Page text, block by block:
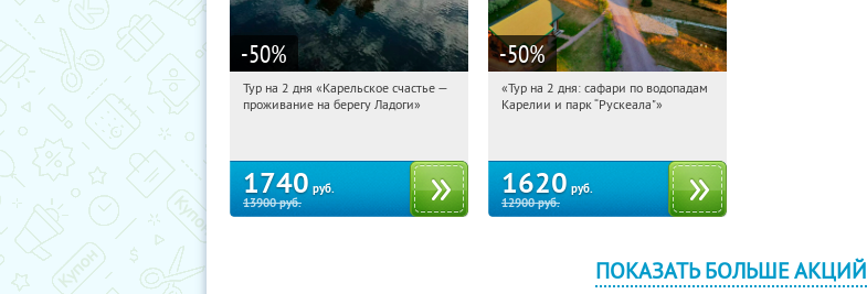
-50%
15:22:19 Купили:39
Тур на 2 дня «Карельское счастье —
проживание на берегу Ладоги»
1740 руб.
13900руб.
-50%
15:22:19 Купили:
«Тур на 2 дня: сафари по водопадам
Карелии и парк “Рускеала"»
1620 руб.
12900руб.
ПОКАЗАТЬ БОЛЬШЕ АКЦИЙ